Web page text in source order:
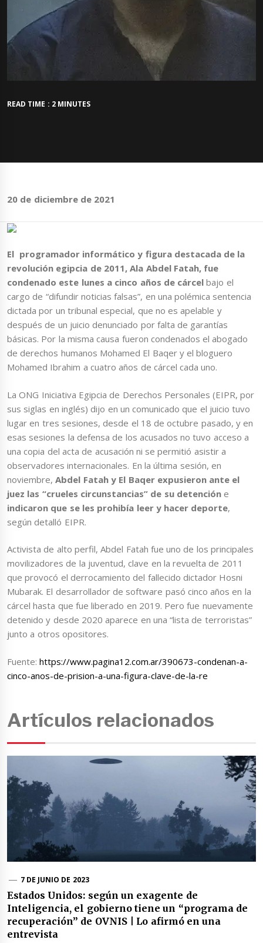
READ TIME : 2 MINUTES
20 de diciembre de 2021
El programador informático y figura destacada de la
revolución egipcia de 2011, Ala Abdel Fatah, fue
condenado este lunes a cinco años de cárcelbajo el
cargo de “difundir noticias falsas”, en una polémica sentencia
dictada por un tribunal especial, que no es apelable y
después de un juicio denunciado por falta de garantías
básicas. Por la misma causa fueron condenados el abogado
de derechos humanos Mohamed El Baqer y el bloguero
Mohamed Ibrahim a cuatro años de cárcel cada uno.
La ONG Iniciativa Egipcia de Derechos Personales (EIPR, por
sus siglas en inglés) dijo en un comunicado que el juicio tuvo
lugar en tres sesiones, desde el 18 de octubre pasado, y en
esas sesiones la defensa de los acusados no tuvo acceso a
una copia del acta de acusación ni se permitió asistir a
observadores internacionales. En la última sesión, en
noviembre,Abdel Fatah y El Baqer expusieron ante el
juez las “crueles circunstancias” de su detencióne
indicaron que se les prohibía leer y hacer deporte,
según detalló EIPR.
Activista de alto perfil, Abdel Fatah fue uno de los principales
movilizadores de la juventud, clave en la revuelta de 2011
que provocó el derrocamiento del fallecido dictador Hosni
Mubarak. El desarrollador de software pasó cinco años en la
cárcel hasta que fue liberado en 2019. Pero fue nuevamente
detenido y desde 2020 aparece en una “lista de terroristas”
junto a otros opositores.
Fuente:https://www.pagina12.com.ar/390673-condenan-a-
cinco-anos-de-prision-a-una-figura-clave-de-la-re
Artículos relacionados
7 DE JUNIO DE 2023
Estados Unidos: según un exagente de
Inteligencia, el gobierno tiene un “programa de
recuperación” de OVNIS | Lo afirmó en una
entrevista